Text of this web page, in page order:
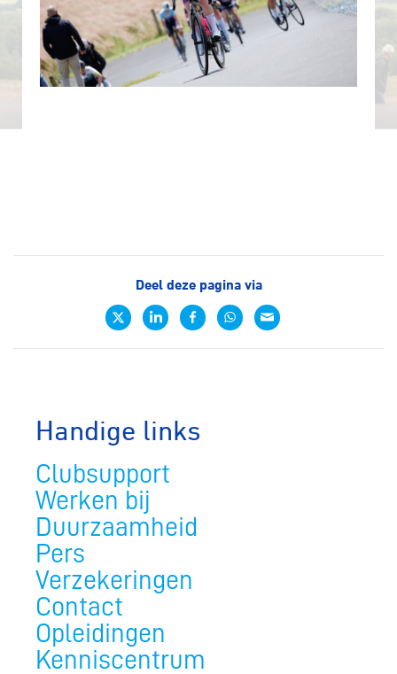
Deel deze pagina via
Handige links
Clubsupport
Werken bij
Duurzaamheid
Pers
Verzekeringen
Contact
Opleidingen
Kenniscentrum